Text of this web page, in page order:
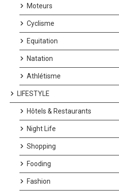
Moteurs
Cyclisme
Equitation
Natation
Athlétisme
LIFESTYLE
Hôtels & Restaurants
Night Life
Shopping
Fooding
Fashion